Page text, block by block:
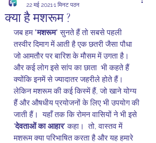
क्या है मशरूम ?
22 मई 20211 मिनट पठन
जब हम "मशरूम" सुनते हैं तो सबसे पहली
तस्वीर दिमाग में आती है एक छतरी जैसा पौधा
जो आमतौर पर बारिश के मौसम में उगता है।
और कई लोग इसे सांप का छाता  भी कहते हैं
क्योंकि इनमें से ज्यादातर जहरीले होते हैं।
लेकिन मशरूम की कई किस्में हैं, जो खाने योग्य
हैं और औषधीय प्रयोजनों के लिए भी उपयोग की
जाती हैं।  यहाँ तक कि रोमन वासियों ने भी इसे
'देवताओं का आहार' कहा।  तो, वास्तव में
मशरूम क्या परिभाषित करता है और यह हमारे